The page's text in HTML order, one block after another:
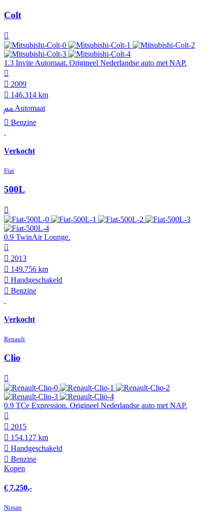
Colt
1.3 Invite Automaat. Origineel Nederlandse auto met NAP.
2009
146.314 km
Automaat
Benzine
Verkocht
Fiat
500L
0.9 TwinAir Lounge.
2013
149.756 km
Hand­geschakeld
Benzine
Verkocht
Renault
Clio
0.9 TCe Expression. Origineel Nederlandse auto met NAP.
2015
154.127 km
Hand­geschakeld
Benzine
Kopen
€ 7.250,-
Nissan